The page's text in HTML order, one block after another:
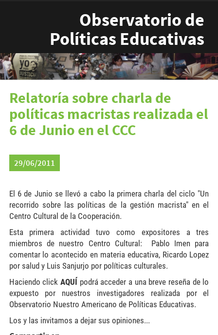
Observatorio de
Políticas Educativas
Relatoría sobre charla de
políticas macristas realizada el
6 de Junio en el CCC
29/06/2011
El 6 de Junio se llevó a cabo la primera charla del ciclo "Un
recorrido sobre las políticas de la gestión macrista" en el
Centro Cultural de la Cooperación.
Esta primera actividad tuvo como expositores a tres
miembros de nuestro Centro Cultural: Pablo Imen para
comentar lo acontecido en materia educativa, Ricardo Lopez
por salud y Luis Sanjurjo por políticas culturales.
Haciendo click AQUÍ podrá acceder a una breve reseña de lo
expuesto por nuestros investigadores realizada por el
Observatorio Nuestro Americano de Políticas Educativas.
Los y las invitamos a dejar sus opiniones...